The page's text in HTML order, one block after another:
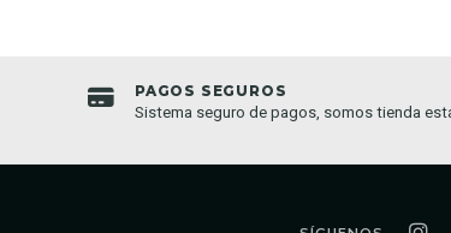
establecida
TIENDA ONLINE 24/7
Compra online cuando quieras, 24